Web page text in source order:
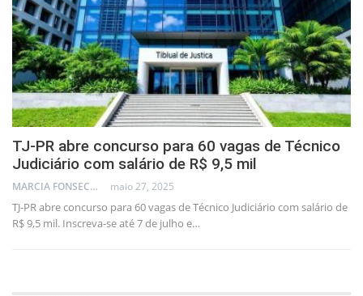
TJ-PR abre concurso para 60 vagas de Técnico
Judiciário com salário de R$ 9,5 mil
MARCIA FONSECA - FINANCIAL CONSULTANT maio 27, 2025
TJ-PR abre concurso para 60 vagas de Técnico Judiciário com salário de
R$ 9,5 mil. Inscreva-se até 7 de julho e…